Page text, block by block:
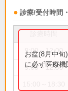
診療/受付時間
9:00～12:00
9:00～12:30
お盆(8月中旬
に必ず医療機